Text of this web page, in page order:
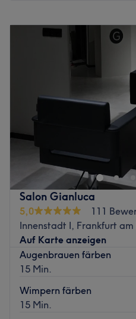
zum Beruf wirst du hier von
behandelt und verschönert.
Zurück zur
Dienstag
Donnerstag
Sonntag
Nächste öffentliche
Fußläufig erreichst du die S-
Hauptwache in nur zwei
Das Team:
Was uns an dem Salon gefällt:
Atmosphäre: Herzlich,
Expertise:
Augenbrauen- und
Extras: Kostenfreie
erlaubt.
Zurück zur
Salon Gianluca
5,0
111
Innenstadt I, Frankfurt am
Auf Karte anzeigen
Augenbrauen färben
15 Min.
Wimpern färben
15 Min.